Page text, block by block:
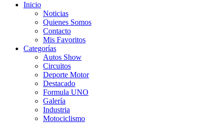
Inicio
Noticias
Quienes Somos
Contacto
Mis Favoritos
Categorías
Autos Show
Circuitos
Deporte Motor
Destacado
Formula UNO
Galería
Industria
Motociclismo